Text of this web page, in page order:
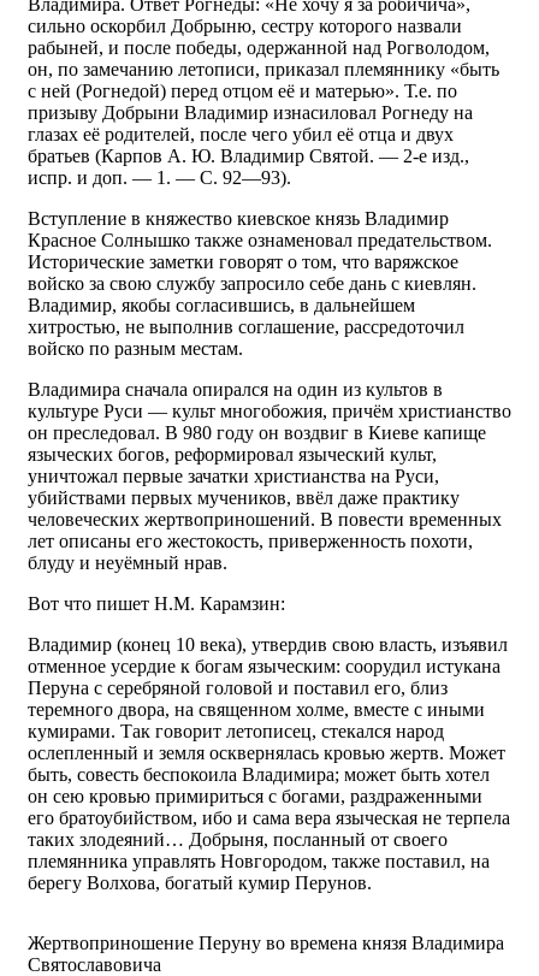
сильно оскорбил Добрыню, сестру которого назвали
рабыней, и после победы, одержанной над Рогволодом,
он, по замечанию летописи, приказал племяннику «быть
с ней (Рогнедой) перед отцом её и матерью». Т.е. по
призыву Добрыни Владимир изнасиловал Рогнеду на
глазах её родителей, после чего убил её отца и двух
братьев (Карпов А. Ю. Владимир Святой. — 2-е изд.,
испр. и доп. — 1. — С. 92—93).
Вступление в княжество киевское князь Владимир
Красное Солнышко также ознаменовал предательством.
Исторические заметки говорят о том, что варяжское
войско за свою службу запросило себе дань с киевлян.
Владимир, якобы согласившись, в дальнейшем
хитростью, не выполнив соглашение, рассредоточил
войско по разным местам.
Владимира сначала опирался на один из культов в
культуре Руси — культ многобожия, причём христианство
он преследовал. В 980 году он воздвиг в Киеве капище
языческих богов, реформировал языческий культ,
уничтожал первые зачатки христианства на Руси,
убийствами первых мучеников, ввёл даже практику
человеческих жертвоприношений. В повести временных
лет описаны его жестокость, приверженность похоти,
блуду и неуёмный нрав.
Вот что пишет Н.М. Карамзин:
Владимир (конец 10 века), утвердив свою власть, изъявил
отменное усердие к богам языческим: соорудил истукана
Перуна с серебряной головой и поставил его, близ
теремного двора, на священном холме, вместе с иными
кумирами. Так говорит летописец, стекался народ
ослепленный и земля осквернялась кровью жертв. Может
быть, совесть беспокоила Владимира; может быть хотел
он сею кровью примириться с богами, раздраженными
его братоубийством, ибо и сама вера языческая не терпела
таких злодеяний… Добрыня, посланный от своего
племянника управлять Новгородом, также поставил, на
берегу Волхова, богатый кумир Перунов.
Жертвоприношение Перуну во времена князя Владимира
Святославовича